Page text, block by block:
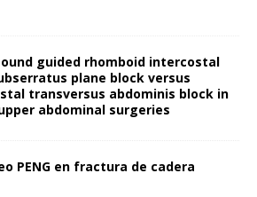
guided rhomboid intercostal
plane block versus
transversus abdominis block in
abdominal surgeries
PENG en fractura de cadera